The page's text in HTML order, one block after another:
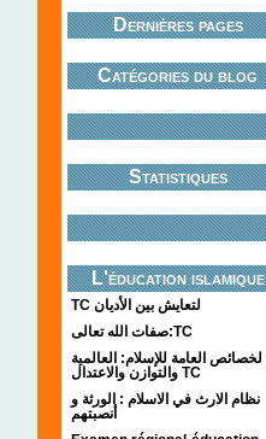
Dernières pages
Catégories du blog
Statistiques
L'éducation islamique
TC لتعايش بين الأديان
صفات الله تعالى:TC
لخصائص العامة للإسلام: العالمية
والتوازن والاعتدال TC
نظام الارث في الاسلام : الورثة و
أنصبتهم